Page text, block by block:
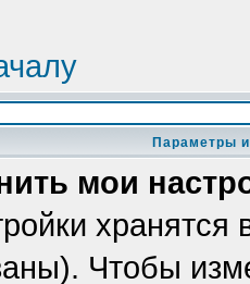
Параметры
мои
Чтобы